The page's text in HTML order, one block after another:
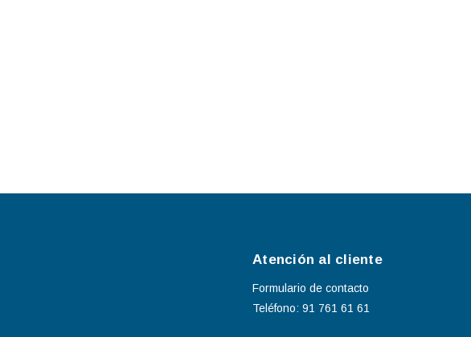
Atención al cliente
Formulario de contacto
Teléfono: 91 761 61 61